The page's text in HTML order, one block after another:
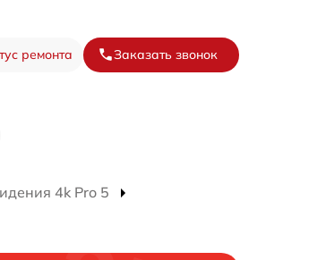
ремонта Заказать звонок
4k Pro 5